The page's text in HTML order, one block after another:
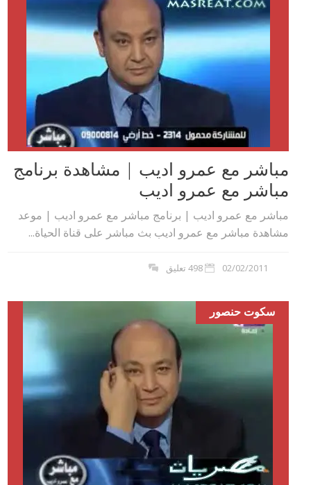
مباشر مع عمرو اديب | مشاهدة برنامج
مباشر مع عمرو اديب
مباشر مع عمرو اديب | برنامج مباشر مع عمرو اديب | موعد
مشاهدة مباشر مع عمرو اديب بث مباشر على قناة الحياة...
02/02/2011 498 تعليق
سكوت حنصور